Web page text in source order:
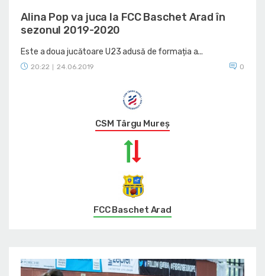
Alina Pop va juca la FCC Baschet Arad în
sezonul 2019-2020
Este a doua jucătoare U23 adusă de formația a...
20:22 24.06.2019 0
CSM Târgu Mureș
FCC Baschet Arad